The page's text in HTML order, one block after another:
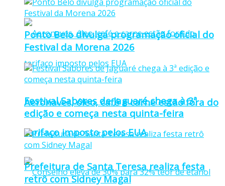
Aeronaves, óleo, café e carne estão fora do
tarifaço imposto pelos EUA
Ponto Belo divulga programação oficial do
Festival da Morena 2026
Festival Sabores de Jaguaré chega à 3ª
edição e começa nesta quinta-feira
Prefeitura de Santa Teresa realiza festa
retrô com Sidney Magal